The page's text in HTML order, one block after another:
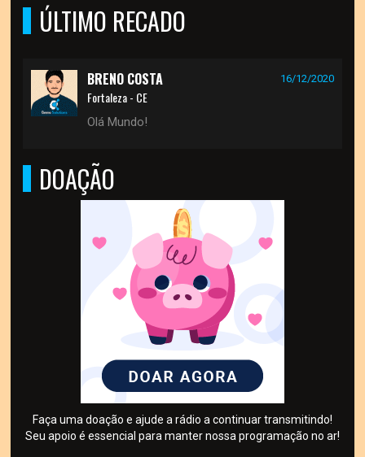
ÚLTIMO RECADO
BRENO COSTA 16/12/2020
Fortaleza - CE
Olá Mundo!
DOAÇÃO
Faça uma doação e ajude a rádio a continuar transmitindo!
Seu apoio é essencial para manter nossa programação no ar!